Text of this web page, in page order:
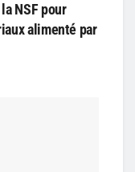
NSF pour
alimenté par